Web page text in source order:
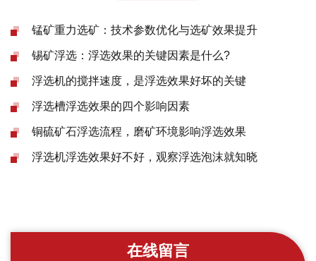
锰矿重力选矿：技术参数优化与选矿效果提升
锡矿浮选：浮选效果的关键因素是什么?
浮选机的搅拌速度，是浮选效果好坏的关键
浮选槽浮选效果的四个影响因素
铜硫矿石浮选流程，磨矿环境影响浮选效果
浮选机浮选效果好不好，观察浮选泡沫就知晓
在线留言